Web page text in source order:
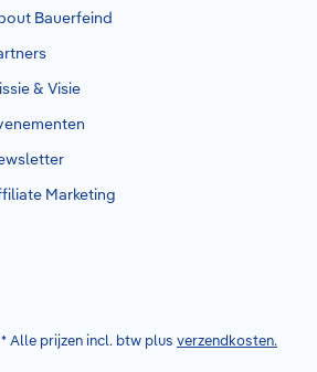
Bauerfeind
& Visie
Marketing
* Alle prijzen incl. btw plus verzendkosten.